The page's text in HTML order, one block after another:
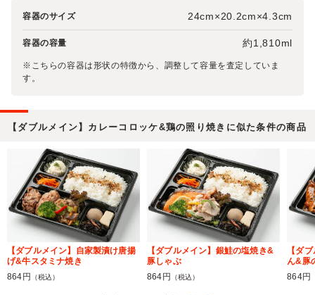
容器のサイズ 24cm×20.2cm×4.3cm
容器の容量 約1,810ml
※こちらの容器は形状の特徴から、調整して容量を査定していま
す。
【ダブルメイン】カレーコロッケ&鶏の照り焼きに似た条件の商品
【ダブルメイン】自家製漬け唐揚
げ&牛スタミナ焼き
864円
（税込）
【ダブルメイン】銀鮭の塩焼き&
豚しゃぶ
864円
（税込）
【ダ
ん&豚
864円